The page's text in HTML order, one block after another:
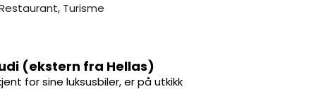
, Turisme
(ekstern fra Hellas)
for sine luksusbiler, er på utkikk